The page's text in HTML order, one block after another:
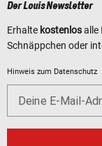
Der Louis Newsletter
Erhalte kostenlosalle
Schnäppchen oder
Hinweis zum Datenschutz
Deine E-Mail-